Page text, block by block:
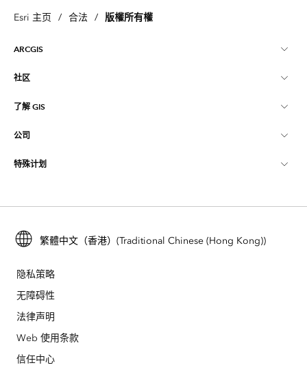
Esri 主页 / 合法 / 版權所有權
ARCGIS
ArcGIS 概览
制图
开发者技术
ArcGIS Location Platform
Esri Store
ArcGIS Architecture Center
社区
Esri 社区
ArcGIS 博客
用户研究和测试
Esri 年轻专家关系网
活动
了解 GIS
什么是 GIS？
位置智能
ArcUser
ArcNews
ArcWatch
Esri Press
公司
关于 Esri
招贤纳士
合作伙伴
业务行为准则
环境与可持续发展倡议
特殊计划
ArcGIS for Student Use
灾难响应
非营利机构
繁體中文（香港）(Traditional Chinese (Hong Kong))
隐私策略
无障碍性
法律声明
Web 使用条款
信任中心